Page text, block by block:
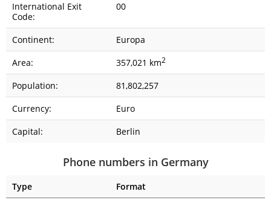
International Exit
Code:
00
Continent:
Europa
Area:
357,021 km2
Population:
81,802,257
Currency:
Euro
Capital:
Berlin
Phone numbers in Germany
Type
Format